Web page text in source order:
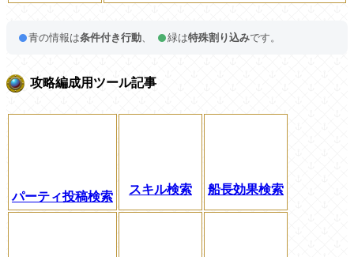
青の情報は条件付き行動 緑は特殊割り込みです。
攻略編成用ツール記事
パーティ投稿検索
スキル検索 船長効果検索